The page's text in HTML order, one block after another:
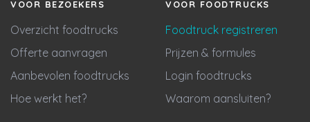
VOOR BEZOEKERS
Overzicht foodtrucks
Offerte aanvragen
Aanbevolen foodtrucks
Hoe werkt het?
VOOR FOODTRUCKS
Foodtruck registreren
Prijzen & formules
Login foodtrucks
Waarom aansluiten?